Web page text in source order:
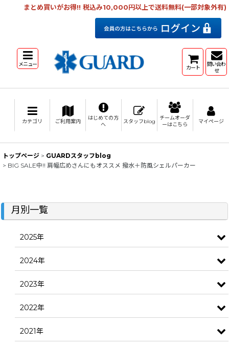
まとめ買いがお得!! 税込み10,000円以上で送料無料(一部対象外有)
メニュー カート
問い合わ
せ
カテゴリ ご利用案内
はじめての方
へ
スタッフblog
チームオーダ
ーはこちら
マイページ
トップページ > GUARDスタッフblog
> BIG SALE中!! 肩幅広めさんにもオススメ 撥水＋防風シェルパーカー
月別一覧
2025年
2024年
2023年
2022年
2021年